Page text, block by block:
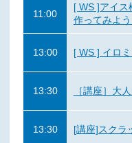
11:00
[ WS ]アイス
作ってみよう
13:00 [ WS ] イロ
13:30 ［講座］大
13:30 [講座]スク